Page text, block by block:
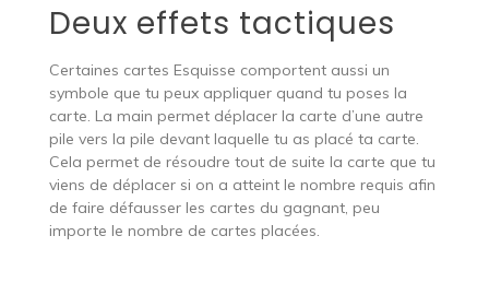
Deux effets tactiques
Certaines cartes Esquisse comportent aussi un
symbole que tu peux appliquer quand tu poses la
carte. La main permet déplacer la carte d’une autre
pile vers la pile devant laquelle tu as placé ta carte.
Cela permet de résoudre tout de suite la carte que tu
viens de déplacer si on a atteint le nombre requis afin
de faire défausser les cartes du gagnant, peu
importe le nombre de cartes placées.